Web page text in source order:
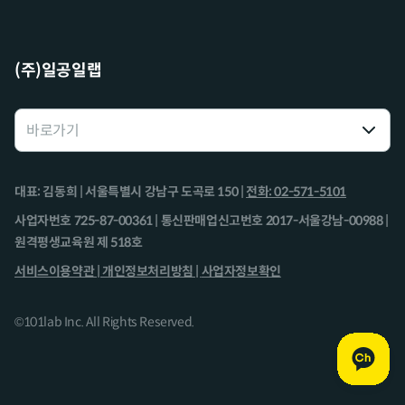
(주)일공일랩
대표: 김동희 | 서울특별시 강남구 도곡로 150 | 전화: 02-571-5101
사업자번호 725-87-00361 | 통신판매업신고번호 2017-서울강남-00988 |
원격평생교육원 제 518호
서비스이용약관 | 개인정보처리방침 | 사업자정보확인
©101lab Inc. All Rights Reserved.